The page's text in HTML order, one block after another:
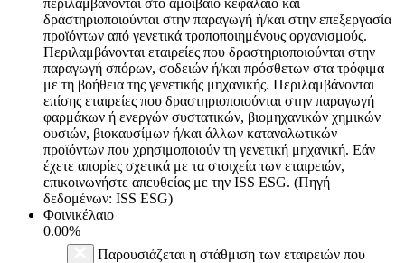
δραστηριοποιούνται στην παραγωγή ή/και στην επεξεργασία
προϊόντων από γενετικά τροποποιημένους οργανισμούς.
Περιλαμβάνονται εταιρείες που δραστηριοποιούνται στην
παραγωγή σπόρων, σοδειών ή/και πρόσθετων στα τρόφιμα
με τη βοήθεια της γενετικής μηχανικής. Περιλαμβάνονται
επίσης εταιρείες που δραστηριοποιούνται στην παραγωγή
φαρμάκων ή ενεργών συστατικών, βιομηχανικών χημικών
ουσιών, βιοκαυσίμων ή/και άλλων καταναλωτικών
προϊόντων που χρησιμοποιούν τη γενετική μηχανική. Εάν
έχετε απορίες σχετικά με τα στοιχεία των εταιρειών,
επικοινωνήστε απευθείας με την ISS ESG. (Πηγή
δεδομένων: ISS ESG)
Φοινικέλαιο
0.00%
Παρουσιάζεται η στάθμιση των εταιρειών που